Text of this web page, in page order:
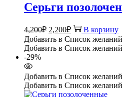
Серьги
4,200₽ Первоначальная
цена
составляла
2,200₽Текущая
цена:
2,200₽.
В корзину
Добавить в Список желаний
Добавить в Список желаний
-29%
Добавить в Список желаний
Добавить в Список желаний